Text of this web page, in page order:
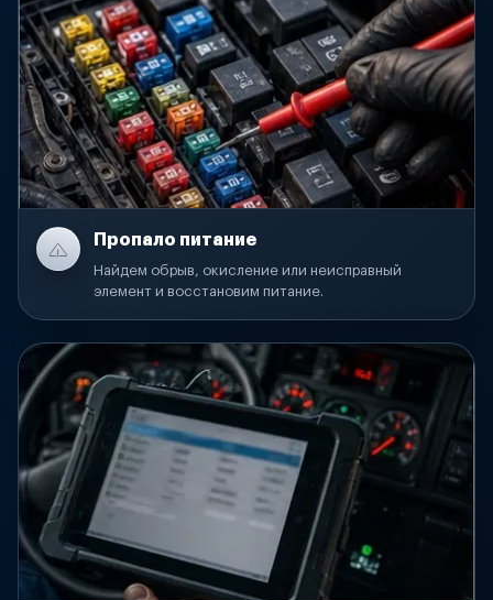
Пропало питание
Найдем обрыв, окисление или неисправный
элемент и восстановим питание.